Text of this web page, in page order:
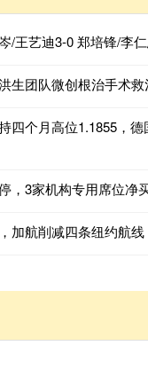
/王艺迪3-0 郑培锋/李
生团队微创根治手术
四个月高位1.1855，
，3家机构专用席位净
加航削减四条纽约航线